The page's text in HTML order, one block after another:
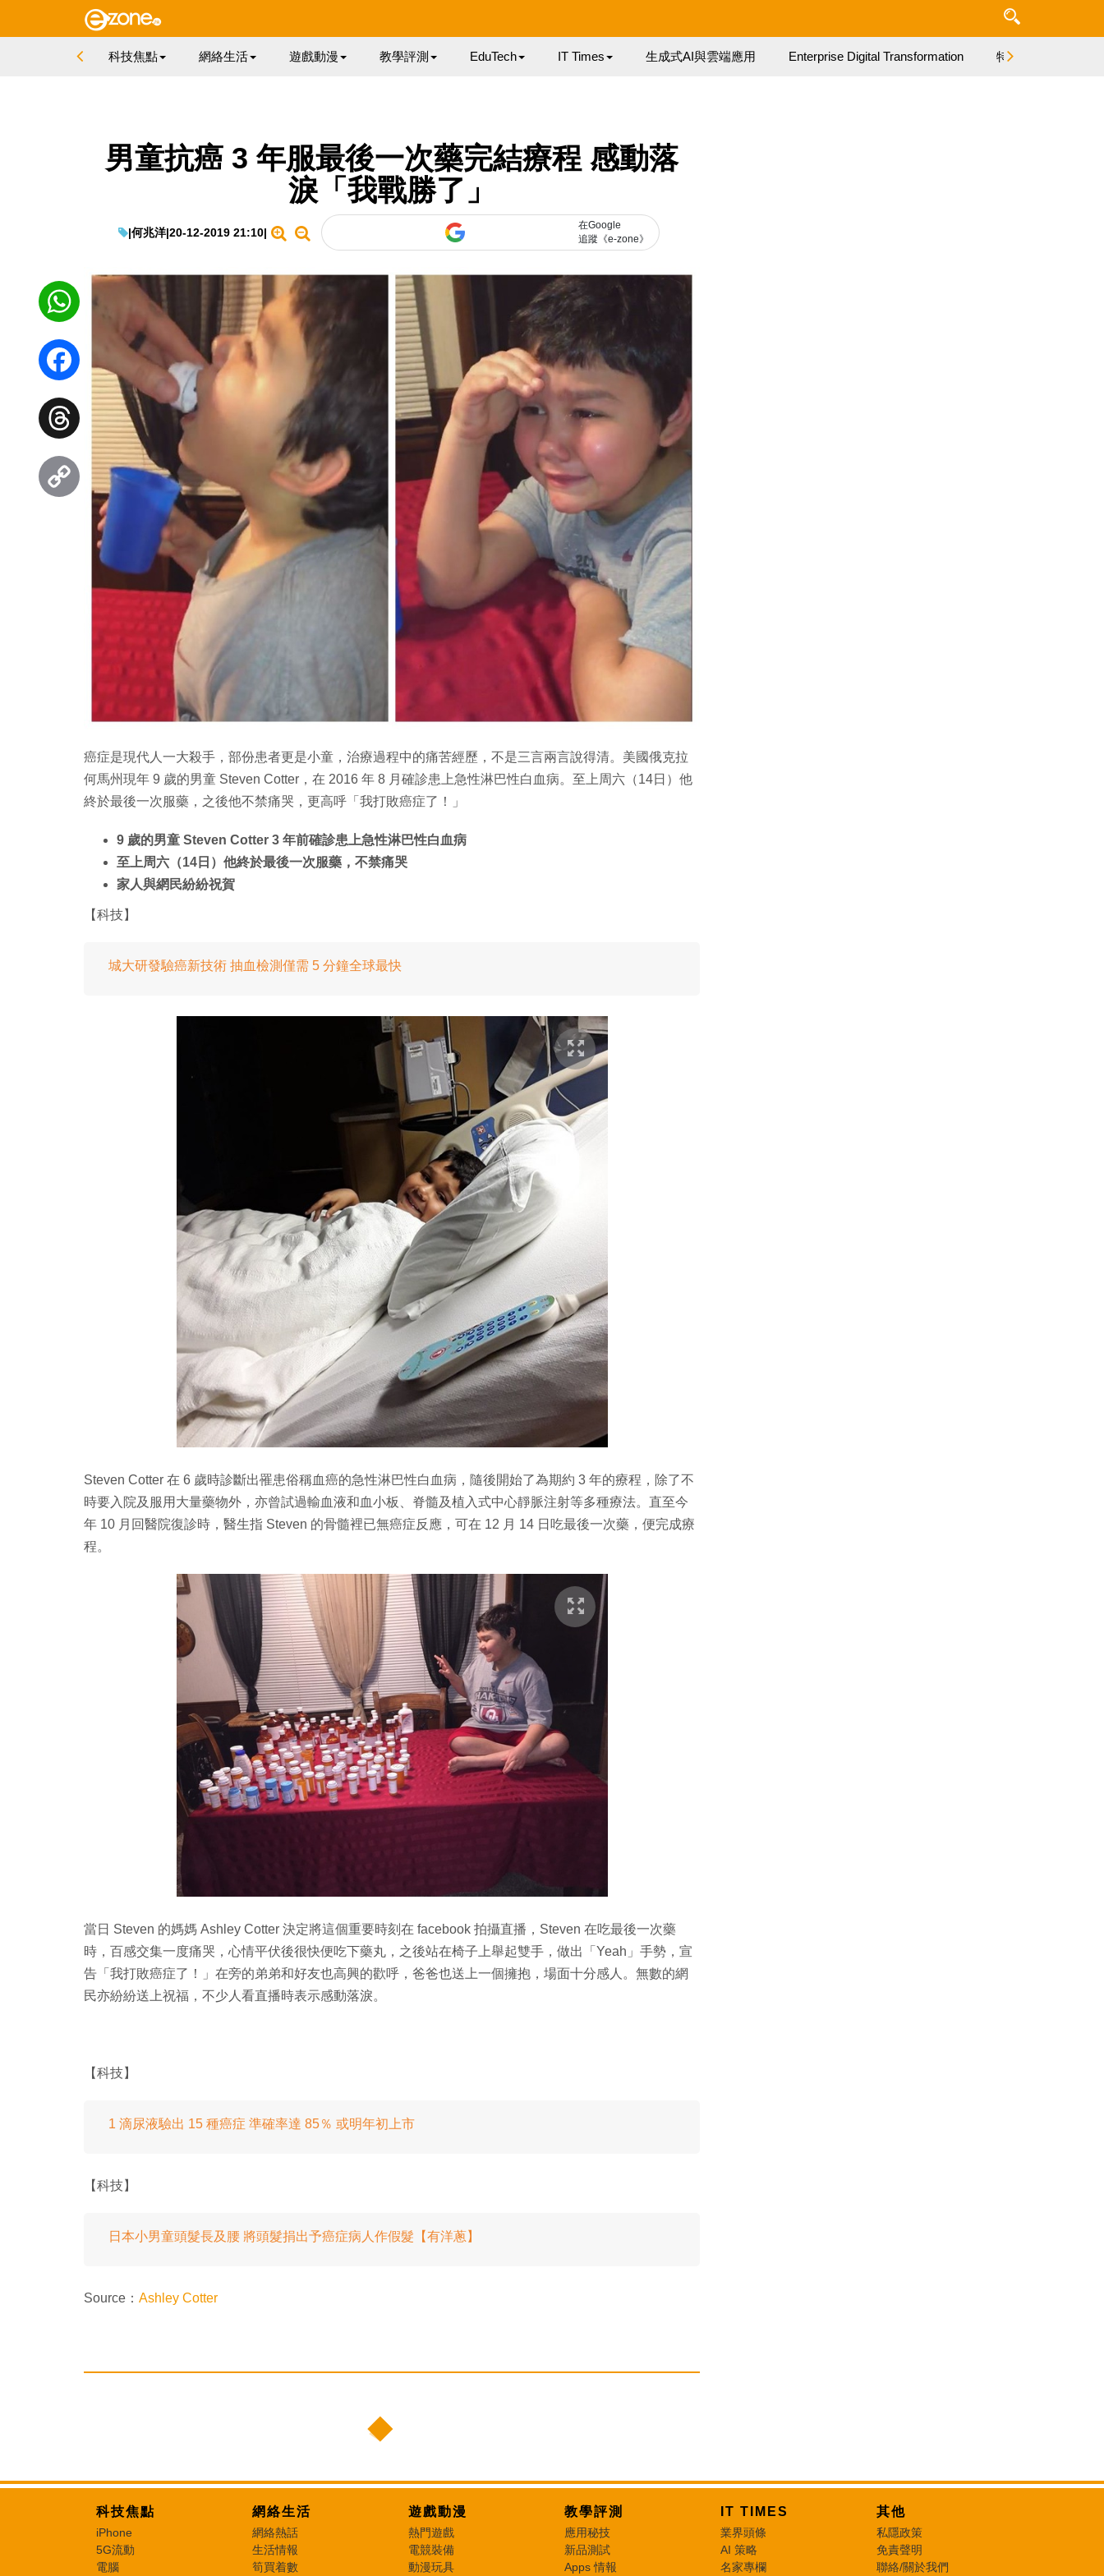
科技焦點 網絡生活 遊戲動漫 教學評測 EduTech IT Times 生成式AI與雲端應用 Enterprise Digital Transformation 特集
男童抗癌 3 年服最後一次藥完結療程 感動落
淚「我戰勝了」
|何兆洋|20-12-2019 21:10|
在Google
追蹤《e-zone》
癌症是現代人一大殺手，部份患者更是小童，治療過程中的痛苦經歷，不是三言兩言說得清。美國俄克拉
何馬州現年 9 歲的男童 Steven Cotter，在 2016 年 8 月確診患上急性淋巴性白血病。至上周六（14日）他
終於最後一次服藥，之後他不禁痛哭，更高呼「我打敗癌症了！」
9 歲的男童 Steven Cotter 3 年前確診患上急性淋巴性白血病
至上周六（14日）他終於最後一次服藥，不禁痛哭
家人與網民紛紛祝賀
【科技】
城大研發驗癌新技術 抽血檢測僅需 5 分鐘全球最快
Steven Cotter 在 6 歲時診斷出罹患俗稱血癌的急性淋巴性白血病，隨後開始了為期約 3 年的療程，除了不
時要入院及服用大量藥物外，亦曾試過輸血液和血小板、脊髓及植入式中心靜脈注射等多種療法。直至今
年 10 月回醫院復診時，醫生指 Steven 的骨髓裡已無癌症反應，可在 12 月 14 日吃最後一次藥，便完成療
程。
當日 Steven 的媽媽 Ashley Cotter 決定將這個重要時刻在 facebook 拍攝直播，Steven 在吃最後一次藥
時，百感交集一度痛哭，心情平伏後很快便吃下藥丸，之後站在椅子上舉起雙手，做出「Yeah」手勢，宣
告「我打敗癌症了！」在旁的弟弟和好友也高興的歡呼，爸爸也送上一個擁抱，場面十分感人。無數的網
民亦紛紛送上祝福，不少人看直播時表示感動落淚。
【科技】
1 滴尿液驗出 15 種癌症 準確率達 85％ 或明年初上市
【科技】
日本小男童頭髮長及腰 將頭髮捐出予癌症病人作假髮【有洋蔥】
Source： Ashley Cotter
WhatsApp
Facebook
Threads
科技焦點
iPhone
5G流動
電腦
網絡生活
網絡熱話
生活情報
筍買着數
遊戲動漫
熱門遊戲
電競裝備
動漫玩具
教學評測
應用秘技
新品測試
Apps 情報
IT TIMES
業界頭條
AI 策略
名家專欄
其他
私隱政策
免責聲明
聯絡/關於我們